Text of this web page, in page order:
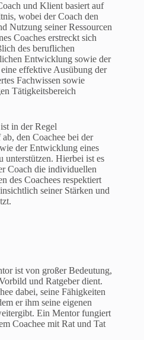
und Klient basiert auf
wobei der Coach den
Nutzung seiner Ressourcen
Coaches erstreckt sich
des beruflichen
Entwicklung sowie der
effektive Ausübung der
Fachwissen sowie
Tätigkeitsbereich
in der Regel
den Coachee bei der
der Entwicklung eines
unterstützen. Hierbei ist es
Coach die individuellen
des Coachees respektiert
seiner Stärken und
ist von großer Bedeutung,
und Ratgeber dient.
dabei, seine Fähigkeiten
er ihm seine eigenen
Ein Mentor fungiert
Coachee mit Rat und Tat